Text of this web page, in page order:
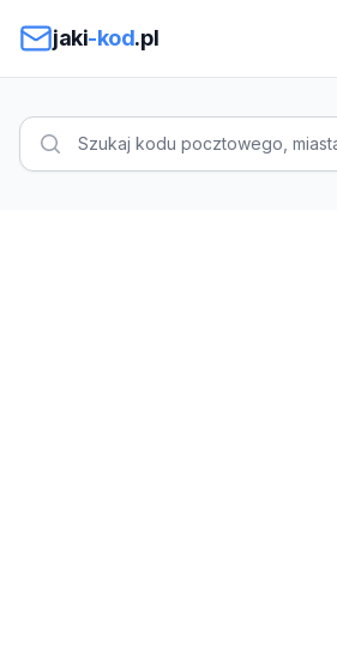
jaki-kod.pl